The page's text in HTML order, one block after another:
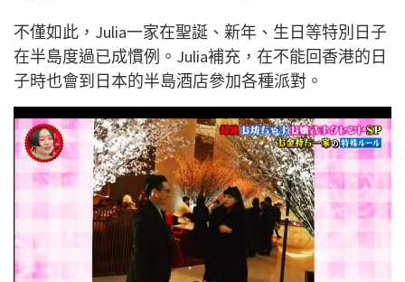
不僅如此，Julia一家在聖誕、新年、生日等特別日子
在半島度過已成慣例。Julia補充，在不能回香港的日
子時也會到日本的半島酒店參加各種派對。